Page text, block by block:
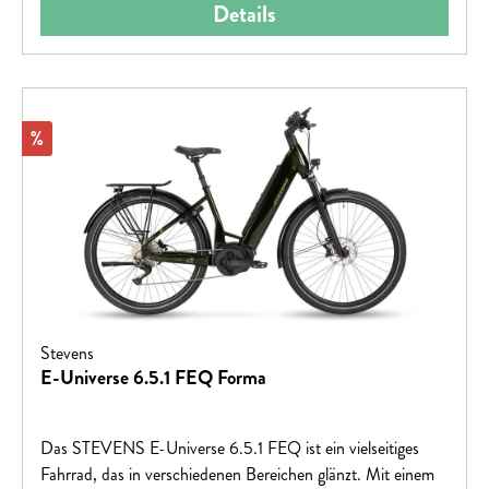
Details
Rabatt
%
Stevens
E-Universe 6.5.1 FEQ Forma
Das STEVENS E-Universe 6.5.1 FEQ ist ein vielseitiges
Fahrrad, das in verschiedenen Bereichen glänzt. Mit einem